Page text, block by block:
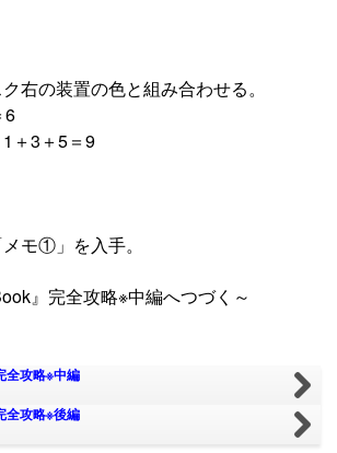
右の装置の色と組み合わせる。
6
＋3＋5＝9
モ①」を入手。
』完全攻略※中編へつづく～
全攻略※中編
全攻略※後編